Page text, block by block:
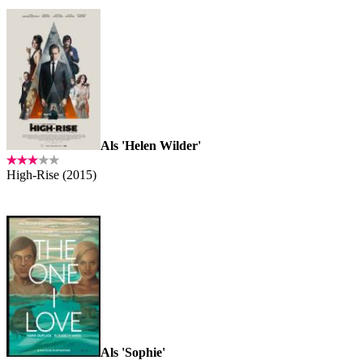
Als 'Helen Wilder'
High-Rise (2015)
Als 'Sophie'